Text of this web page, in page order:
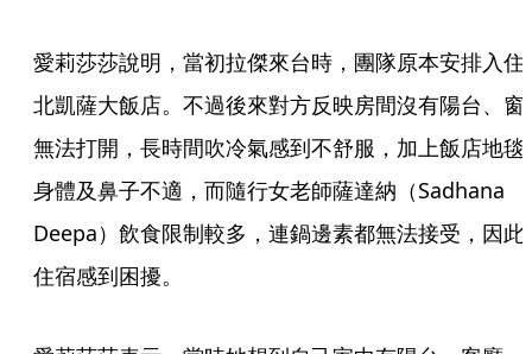
愛莉莎莎說明，當初拉傑來台時，團隊原本安排入住
北凱薩大飯店。不過後來對方反映房間沒有陽台、窗
無法打開，長時間吹冷氣感到不舒服，加上飯店地毯
身體及鼻子不適，而隨行女老師薩達納（Sadhana
Deepa）飲食限制較多，連鍋邊素都無法接受，因此
住宿感到困擾。